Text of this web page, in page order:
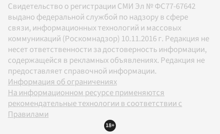
Свидетельство о регистрации СМИ Эл № ФС77-67642
выдано федеральной службой по надзору в сфере
связи, информационных технологий и массовых
коммуникаций (Роскомнадзор) 10.11.2016 г. Редакция не
несет ответственности за достоверность информации,
содержащейся в рекламных объявлениях. Редакция не
предоставляет справочной информации.
Информация об ограничениях
На информационном ресурсе применяются
рекомендательные технологии в соответствии с
Правилами
18+